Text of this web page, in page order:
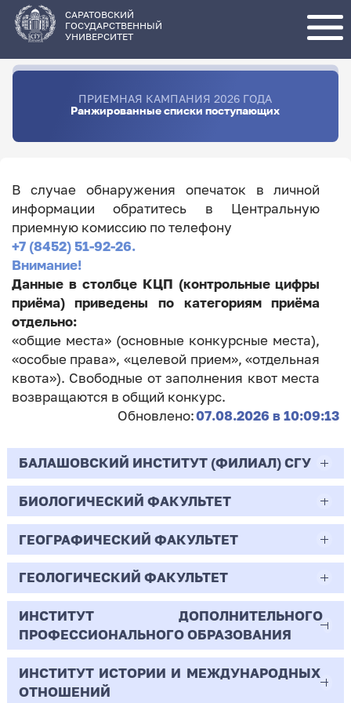
основному
содержанию
САРАТОВСКИЙ
ГОСУДАРСТВЕННЫЙ
УНИВЕРСИТЕТ
ПРИЕМНАЯ КАМПАНИЯ 2026 ГОДА
Ранжированные списки поступающих
В случае обнаружения опечаток в личной
информации обратитесь в Центральную
приемную комиссию по телефону
+7 (8452) 51-92-26.
Внимание!
Данные в столбце КЦП (контрольные цифры
приёма) приведены по категориям приёма
отдельно:
«общие места» (основные конкурсные места),
«особые права», «целевой прием», «отдельная
квота»). Свободные от заполнения квот места
возвращаются в общий конкурс.
Обновлено:07.08.2026 в 10:09:13
БАЛАШОВСКИЙ ИНСТИТУТ (ФИЛИАЛ) СГУ
44.03.02
Психолого-педагогическое образование
Очная | Бакалавр
Всего бюджетных мест - 10
Бюджет/
Общие места
Профиль: Практическая
психология образования
БИОЛОГИЧЕСКИЙ ФАКУЛЬТЕТ
06.03.01
Биология
Очная | Бакалавр
Всего бюджетных мест - 50
Бюджет/Общие места
ГЕОГРАФИЧЕСКИЙ ФАКУЛЬТЕТ
05.03.02
География
Очная | Бакалавр
Всего бюджетных мест - 15
ГЕОЛОГИЧЕСКИЙ ФАКУЛЬТЕТ
05.03.01
Геология
Очная | Бакалавр
ИНСТИТУТ ДОПОЛНИТЕЛЬНОГО
ПРОФЕССИОНАЛЬНОГО ОБРАЗОВАНИЯ
38.03.02
ИНСТИТУТ ИСТОРИИ И МЕЖДУНАРОДНЫХ
ОТНОШЕНИЙ